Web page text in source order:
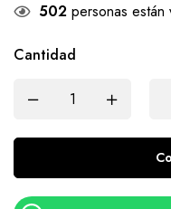
502 personas están
Cantidad